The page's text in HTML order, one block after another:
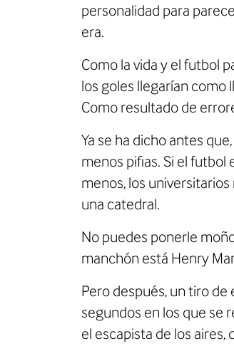
personalidad para
era.
Como la vida y el futbol
los goles llegarían como
Como resultado de
Ya se ha dicho antes
menos pifias. Si el futbol
menos, los
una catedral.
No puedes ponerle
manchón está Henry
Pero después, un tiro
segundos en los que se
el escapista de los